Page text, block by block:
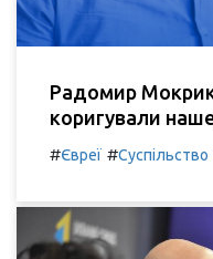
Радомир
коригували
#Євреї #Суспільство